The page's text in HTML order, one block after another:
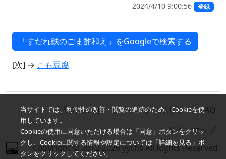
2024/4/10 9:00:56 登録
[次] → こも豆腐
当サイトでは、利便性の改善・閲覧の追跡のため、Cookieを使
用しています。
Cookieの使用に同意いただける場合は「同意」ボタンをクリッ
クし、Cookieに関する情報や設定については「詳細を見る」ボ
タンをクリックしてください。
登録リスト プライバシーポリシー
FAQ
サイトマップ
Copyright © 2012-2026 yychs All Rights Reserved.